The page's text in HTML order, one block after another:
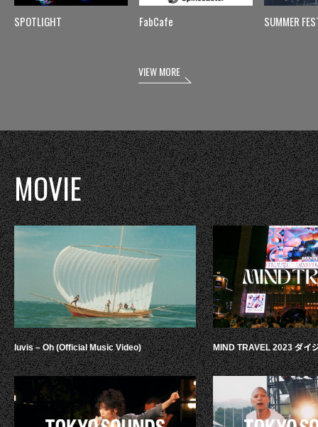
SPOTLIGHT FabCafe SUMMER
VIEW MORE
MOVIE
luvis – Oh (Official Music Video) MIND TRAVEL 2023 ダイ